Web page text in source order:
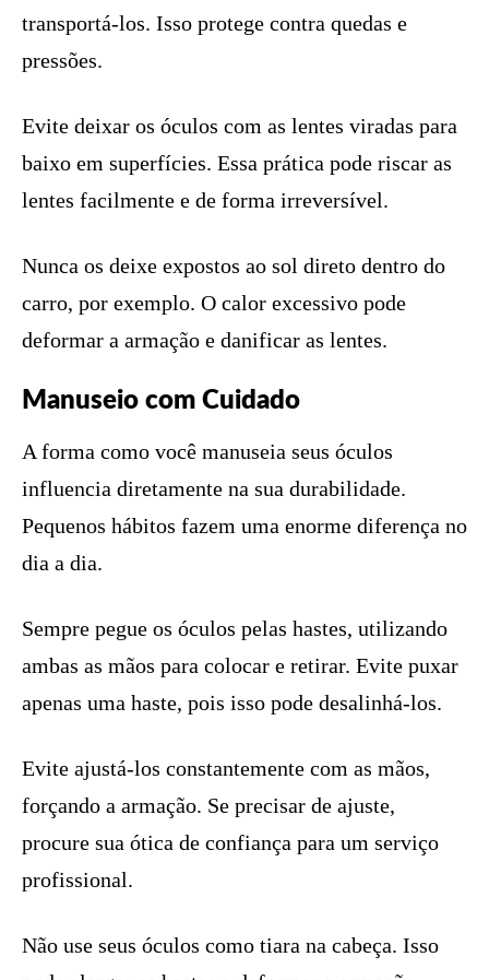
transportá-los. Isso protege contra quedas e
pressões.
Evite deixar os óculos com as lentes viradas para
baixo em superfícies. Essa prática pode riscar as
lentes facilmente e de forma irreversível.
Nunca os deixe expostos ao sol direto dentro do
carro, por exemplo. O calor excessivo pode
deformar a armação e danificar as lentes.
Manuseio com Cuidado
A forma como você manuseia seus óculos
influencia diretamente na sua durabilidade.
Pequenos hábitos fazem uma enorme diferença no
dia a dia.
Sempre pegue os óculos pelas hastes, utilizando
ambas as mãos para colocar e retirar. Evite puxar
apenas uma haste, pois isso pode desalinhá-los.
Evite ajustá-los constantemente com as mãos,
forçando a armação. Se precisar de ajuste,
procure sua ótica de confiança para um serviço
profissional.
Não use seus óculos como tiara na cabeça. Isso